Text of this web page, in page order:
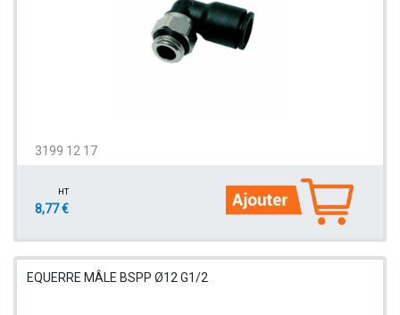
3199 12 17
HT
8,77 €
EQUERRE MÂLE BSPP Ø12 G1/2